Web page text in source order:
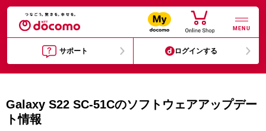
MENU
サポート ログインする
Galaxy S22 SC-51Cのソフトウェアアップデー
ト情報